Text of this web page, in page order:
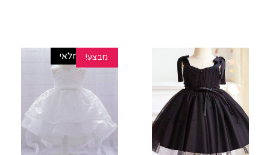
מבצע!
אזל מהמלאי